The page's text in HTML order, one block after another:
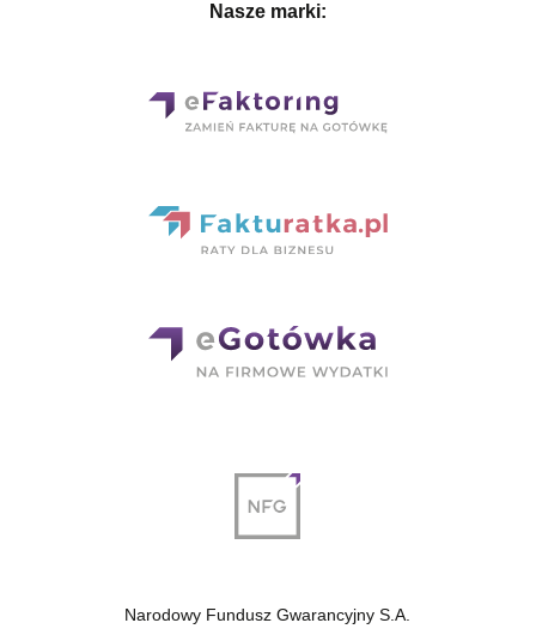
Nasze marki:
Narodowy Fundusz Gwarancyjny S.A.